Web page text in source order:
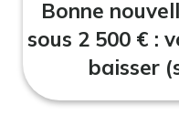
Bonne
sous 2 500 € :
baisser